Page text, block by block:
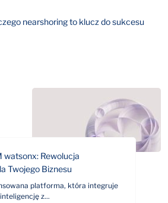
nearshoring to klucz do sukcesu
watsonx: Rewolucja
Twojego Biznesu
platforma, która integruje
z...